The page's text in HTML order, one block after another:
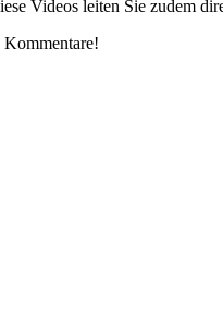
Videos leiten Sie zudem